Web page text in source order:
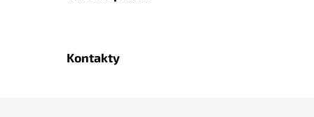
Kontakty